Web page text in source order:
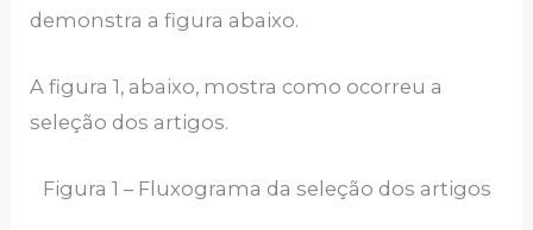
demonstra a figura abaixo.
A figura 1, abaixo, mostra como ocorreu a
seleção dos artigos.
Figura 1 – Fluxograma da seleção dos artigos